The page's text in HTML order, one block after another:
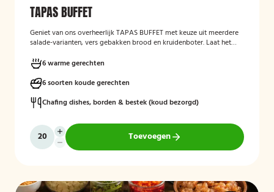
TAPAS BUFFET
Geniet van ons overheerlijk TAPAS BUFFET met keuze uit meerdere
salade-varianten, vers gebakken brood en kruidenboter. Laat het
6 warme gerechten
6 soorten koude gerechten
Chafing dishes, borden & bestek (koud bezorgd)
Toevoegen